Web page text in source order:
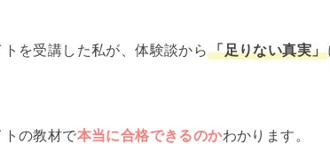
を受講した私が、体験談から「足りない真実」
トの教材で本当に合格できるのかわかります。